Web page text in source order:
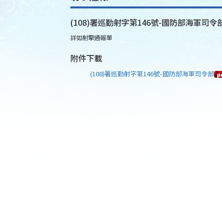
(108)署巡勤射字第146號-國防部海軍司令
詳如射擊通報單
附件下載
(108)署巡勤射字第146號-國防部海軍司令部